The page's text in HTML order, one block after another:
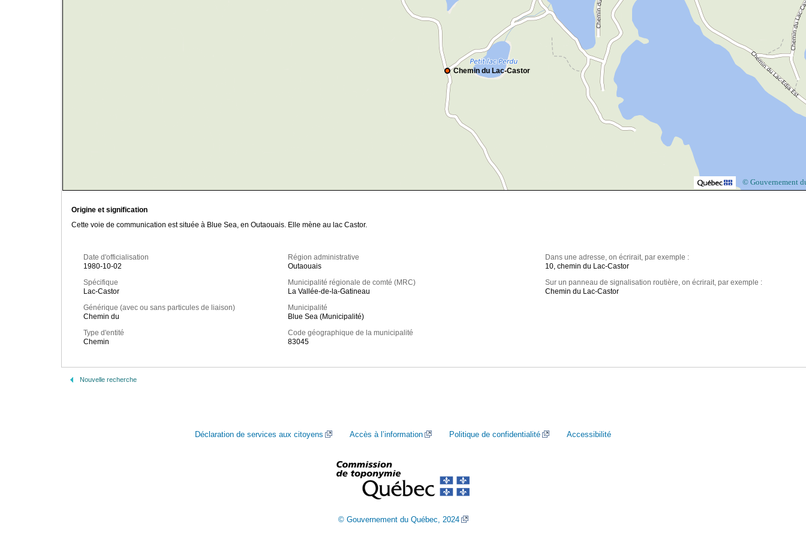
Chemin du Lac-Castor
© Gouvernement
Origine et signification
Cette voie de communication est située à Blue Sea, en Outaouais. Elle mène au lac Castor.
Date d'officialisation
1980-10-02
Spécifique
Lac-Castor
Générique (avec ou sans particules de liaison)
Chemin du
Type d'entité
Chemin
Région administrative
Outaouais
Municipalité régionale de comté (MRC)
La Vallée-de-la-Gatineau
Municipalité
Blue Sea (Municipalité)
Code géographique de la municipalité
83045
Dans une adresse, on écrirait, par exemple :
10, chemin du Lac-Castor
Sur un panneau de signalisation routière, on écrirait, par exemple :
Chemin du Lac-Castor
Nouvelle recherche
Déclaration de services aux citoyens Accès à l’information Politique de confidentialité Accessibilité
© Gouvernement du Québec, 2024